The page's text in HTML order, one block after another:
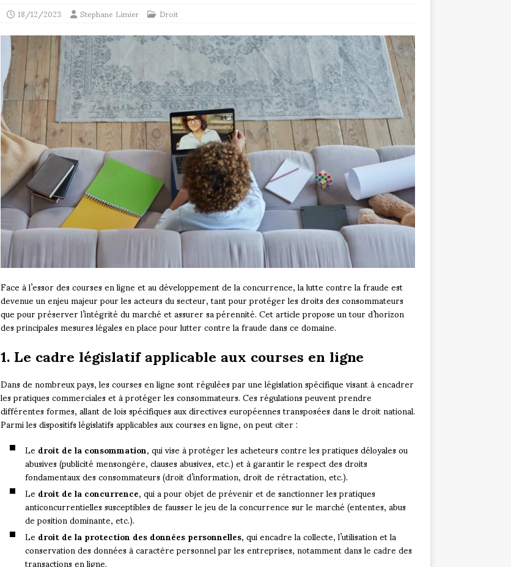
18/12/2023 Stephane Limier Droit
Face à l’essor des courses en ligne et au développement de la concurrence, la lutte contre la fraude est
devenue un enjeu majeur pour les acteurs du secteur, tant pour protéger les droits des consommateurs
que pour préserver l’intégrité du marché et assurer sa pérennité. Cet article propose un tour d’horizon
des principales mesures légales en place pour lutter contre la fraude dans ce domaine.
1. Le cadre législatif applicable aux courses en ligne
Dans de nombreux pays, les courses en ligne sont régulées par une législation spécifique visant à encadrer
les pratiques commerciales et à protéger les consommateurs. Ces régulations peuvent prendre
différentes formes, allant de lois spécifiques aux directives européennes transposées dans le droit national.
Parmi les dispositifs législatifs applicables aux courses en ligne, on peut citer :
Ledroit de la consommation, qui vise à protéger les acheteurs contre les pratiques déloyales ou
abusives (publicité mensongère, clauses abusives, etc.) et à garantir le respect des droits
fondamentaux des consommateurs (droit d’information, droit de rétractation, etc.).
Ledroit de la concurrence, qui a pour objet de prévenir et de sanctionner les pratiques
anticoncurrentielles susceptibles de fausser le jeu de la concurrence sur le marché (ententes, abus
de position dominante, etc.).
Ledroit de la protection des données personnelles, qui encadre la collecte, l’utilisation et la
conservation des données à caractère personnel par les entreprises, notamment dans le cadre des